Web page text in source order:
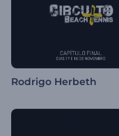
Rodrigo Herbeth